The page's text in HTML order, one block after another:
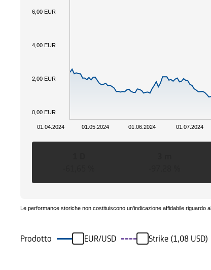
01.05.2024 01.06.2024 01.07.2024
01.04.2024
0,00 EUR
2,00 EUR
4,00 EUR
6,00 EUR
Le performance storiche non costituiscono un'indicazione affidabile riguardo
Prodotto EUR/USD Strike (1,08 USD)